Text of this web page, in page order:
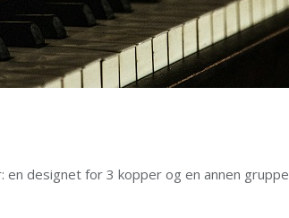
designet for 3 kopper og en annen gruppe